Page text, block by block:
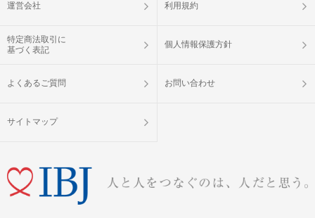
運営会社 利用規約
特定商法取引に
基づく表記
個人情報保護方針
よくあるご質問 お問い合わせ
サイトマップ